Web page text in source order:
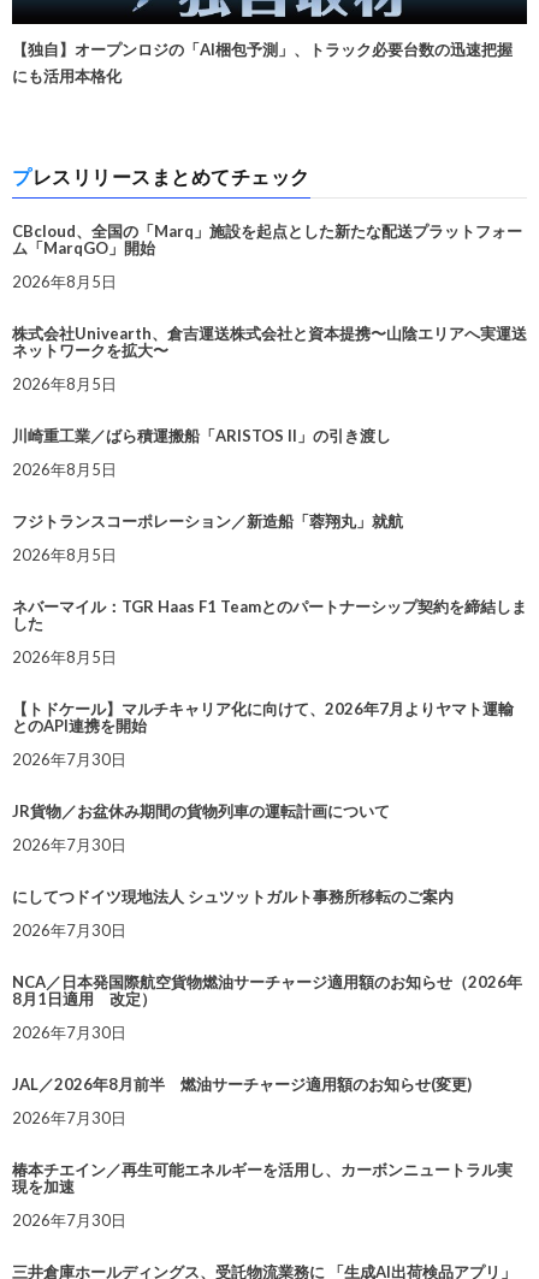
【独自】オープンロジの「AI梱包予測」、トラック必要台数の迅速把握
にも活用本格化
プレスリリースまとめてチェック
CBcloud、全国の「Marq」施設を起点とした新たな配送プラットフォー
ム「MarqGO」開始
2026年8月5日
株式会社Univearth、倉吉運送株式会社と資本提携〜山陰エリアへ実運送
ネットワークを拡大〜
2026年8月5日
川崎重工業／ばら積運搬船「ARISTOS II」の引き渡し
2026年8月5日
フジトランスコーポレーション／新造船「蓉翔丸」就航
2026年8月5日
ネバーマイル：TGR Haas F1 Teamとのパートナーシップ契約を締結しま
した
2026年8月5日
【トドケール】マルチキャリア化に向けて、2026年7月よりヤマト運輸
とのAPI連携を開始
2026年7月30日
JR貨物／お盆休み期間の貨物列車の運転計画について
2026年7月30日
にしてつドイツ現地法人 シュツットガルト事務所移転のご案内
2026年7月30日
NCA／日本発国際航空貨物燃油サーチャージ適用額のお知らせ（2026年
8月1日適用 改定）
2026年7月30日
JAL／2026年8月前半 燃油サーチャージ適用額のお知らせ(変更)
2026年7月30日
椿本チエイン／再生可能エネルギーを活用し、カーボンニュートラル実
現を加速
2026年7月30日
三井倉庫ホールディングス、受託物流業務に 「生成AI出荷検品アプリ」